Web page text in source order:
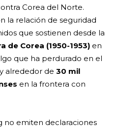
Corea del Norte.
la relación de seguridad
que sostienen desde la
de Corea (1950-1953) en
que ha perdurado en el
alrededor de 30 mil
en la frontera con
no emiten declaraciones